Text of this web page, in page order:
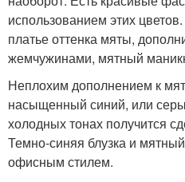
использованием этих
платье оттенка мяты,
жемчужинами, мятный
Неплохим дополнением к
насыщенный синий, или
холодных тонах получится
Темно-синяя блузка и
офисным стилем.